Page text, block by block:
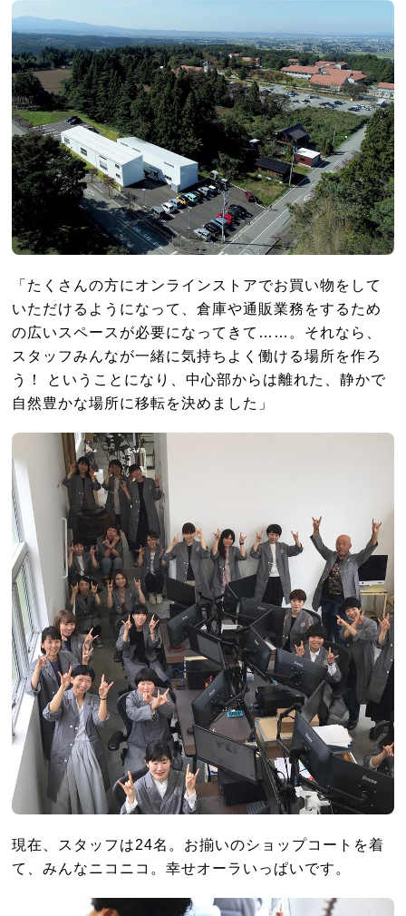
「たくさんの方にオンラインストアでお買い物をして
いただけるようになって、倉庫や通販業務をするため
の広いスペースが必要になってきて……。それなら、
スタッフみんなが一緒に気持ちよく働ける場所を作ろ
う！ ということになり、中心部からは離れた、静かで
自然豊かな場所に移転を決めました」
現在、スタッフは24名。お揃いのショップコートを着
て、みんなニコニコ。幸せオーラいっぱいです。